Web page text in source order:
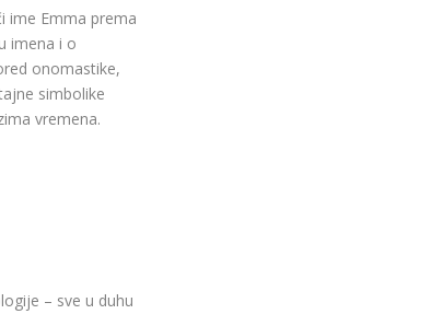
ime Emma prema
imena i o
onomastike,
simbolike
vremena.
– sve u duhu